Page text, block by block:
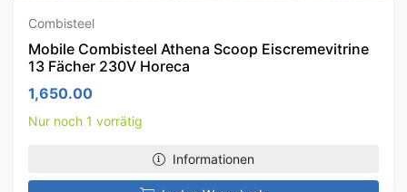
Combisteel
Mobile Combisteel Athena Scoop Eiscremevitrine
13 Fächer 230V Horeca
1,650.00
Nur noch 1 vorrätig
Informationen